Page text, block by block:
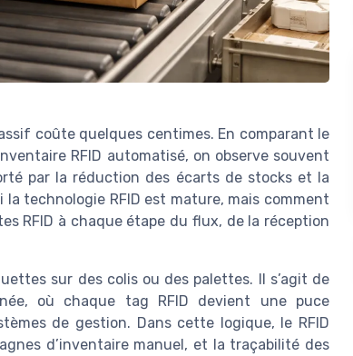
coûte quelques centimes. En comparant le
RFID automatisé, on observe souvent
par la réduction des écarts de stocks et la
technologie RFID est mature, mais comment
RFID à chaque étape du flux, de la réception
sur des colis ou des palettes. Il s’agit de
où chaque tag RFID devient une puce
de gestion. Dans cette logique, le RFID
d’inventaire manuel, et la traçabilité des